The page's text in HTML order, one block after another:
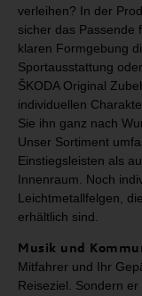
verleihen? In der
sicher das Passende
klaren Formgebung
Sportausstattung oder
ŠKODA Original
individuellen
Sie ihn ganz nach
Unser Sortiment
Einstiegsleisten als
Innenraum. Noch
Leichtmetallfelgen,
erhältlich sind.
Musik und
Mitfahrer und Ihr
Reiseziel. Sondern